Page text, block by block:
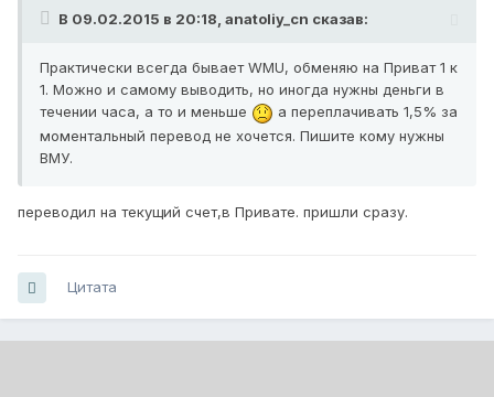
В 09.02.2015 в 20:18, anatoliy_cn сказав:
Практически всегда бывает WMU, обменяю на Приват 1 к
1. Можно и самому выводить, но иногда нужны деньги в
течении часа, а то и меньше
а переплачивать 1,5% за
моментальный перевод не хочется. Пишите кому нужны
ВМУ.
переводил на текущий счет,в Привате. пришли сразу.
Цитата